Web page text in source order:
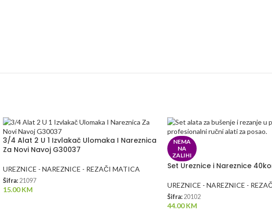
3/4 Alat 2 U 1 Izvlakač Ulomaka I Nareznica
Za Novi Navoj G30037
UREZNICE - NAREZNICE - REZAČI MATICA
Šifra: 21097
15.00KM
NEMA
NA
ZALIHI
Set Ureznice i Nareznice
UREZNICE - NAREZNICE -
Šifra: 20102
44.00KM